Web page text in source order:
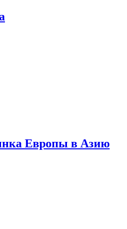
Европы в Азию